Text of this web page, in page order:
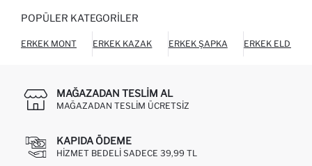
POPÜLER KATEGORILER
ERKEK MONT ERKEK KAZAK ERKEK ŞAPKA ERKEK ELDIVEN
MAĞAZADAN TESLIM AL
MAĞAZADAN TESLIM ÜCRETSIZ
KAPIDA ÖDEME
HIZMET BEDELI SADECE 39,99 TL